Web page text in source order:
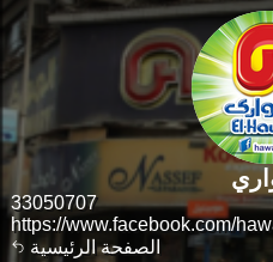
الصفحة الرئيسية
33050707
https://www.facebook.com/